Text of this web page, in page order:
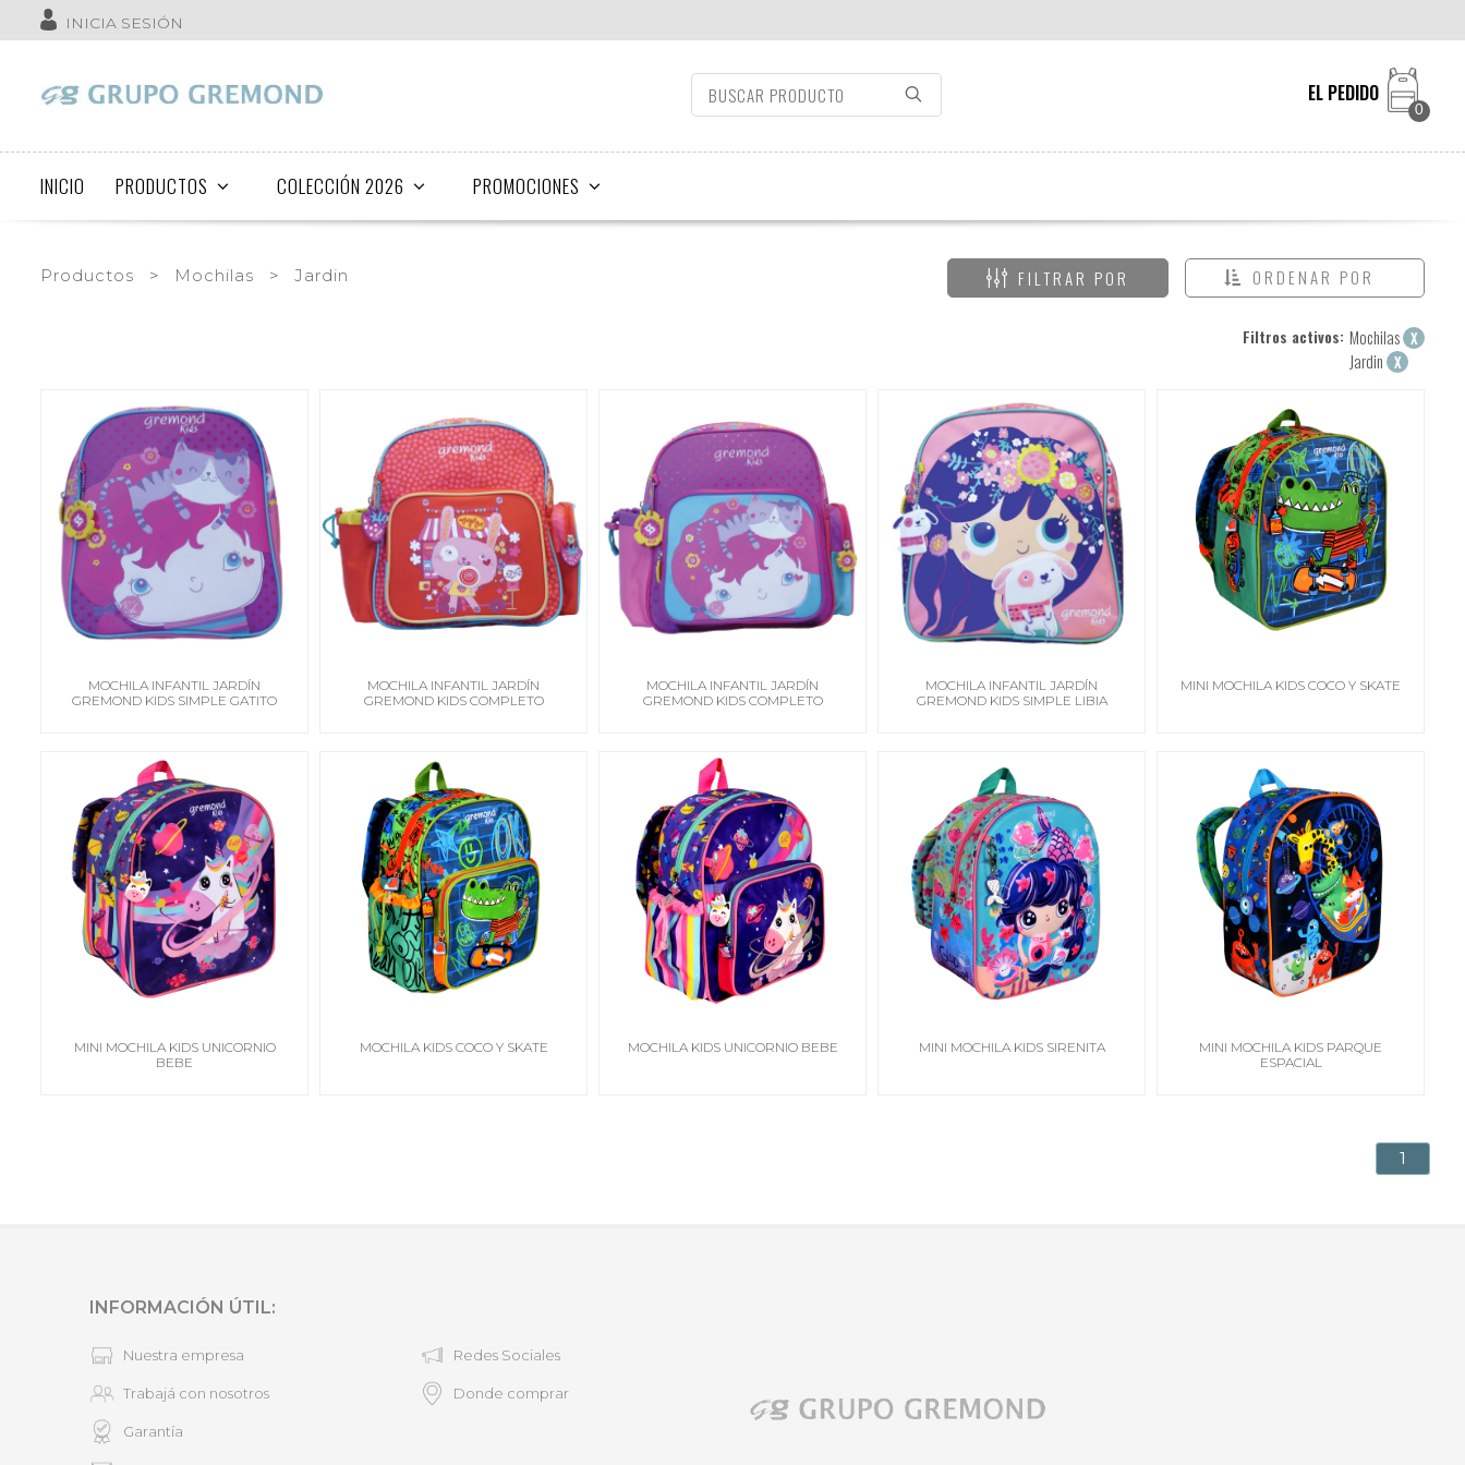
INICIA SESIÓN
EL PEDIDO
0
INICIO PRODUCTOS COLECCIÓN 2026 PROMOCIONES
Productos > Mochilas > Jardin ORDENAR POR
FILTRAR POR
Filtros activos: Mochilas X
Jardin X
MOCHILA INFANTIL JARDÍN
GREMOND KIDS SIMPLE GATITO
MOCHILA INFANTIL JARDÍN
GREMOND KIDS COMPLETO
MOCHILA INFANTIL JARDÍN
GREMOND KIDS COMPLETO
MOCHILA INFANTIL JARDÍN
GREMOND KIDS SIMPLE LIBIA
MINI MOCHILA KIDS COCO Y SKATE
MINI MOCHILA KIDS UNICORNIO
BEBE
MOCHILA KIDS COCO Y SKATE MOCHILA KIDS UNICORNIO BEBE MINI MOCHILA KIDS SIRENITA
MINI MOCHILA KIDS PARQUE
ESPACIAL
1
INFORMACIÓN ÚTIL:
Nuestra empresa
Trabajá con nosotros
Garantía
Redes Sociales
Donde comprar